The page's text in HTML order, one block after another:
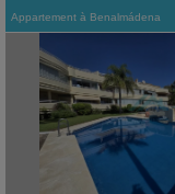
Appartement à Benalmádena